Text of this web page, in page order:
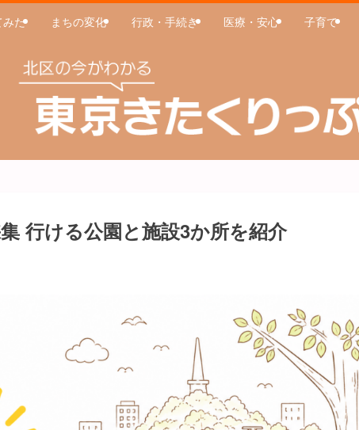
みた まちの変化 行政・手続き 医療・安心 子育て
行ける公園と施設3か所を紹介